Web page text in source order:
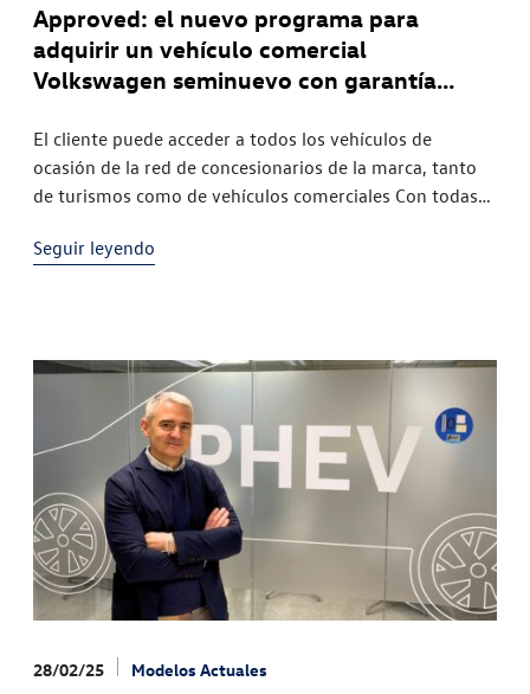
Approved: el nuevo programa para
adquirir un vehículo comercial
Volkswagen seminuevo con garantía
El cliente puede acceder a todos los vehículos de
ocasión de la red de concesionarios de la marca, tanto
de turismos como de vehículos comerciales Con todas
Seguir leyendo
28/02/25 Modelos Actuales